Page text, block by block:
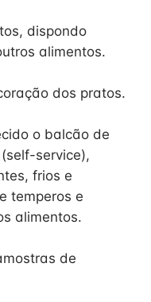
dispondo
alimentos.
dos pratos.
o balcão de
service),
frios e
temperos e
alimentos.
de